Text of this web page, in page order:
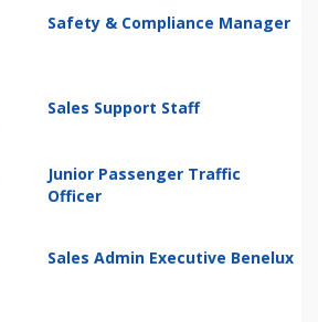
Safety & Compliance Manager
Sales Support Staff
Junior Passenger Traffic
Officer
Sales Admin Executive Benelux